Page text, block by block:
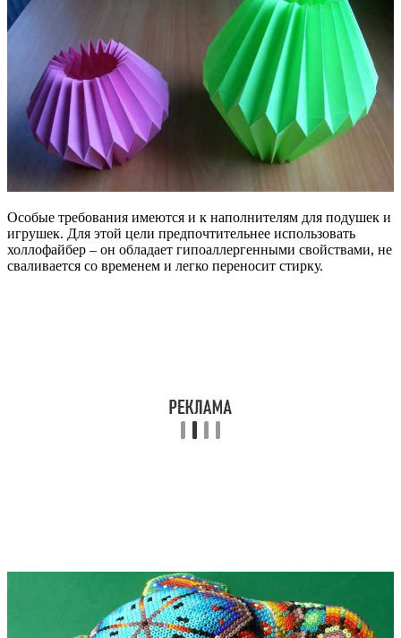
Особые требования имеются и к наполнителям для подушек и
игрушек. Для этой цели предпочтительнее использовать
холлофайбер – он обладает гипоаллергенными свойствами, не
сваливается со временем и легко переносит стирку.